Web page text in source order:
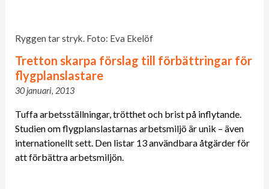
Ryggen tar stryk. Foto: Eva Ekelöf
Tretton skarpa förslag till förbättringar för
flygplanslastare
30 januari, 2013
Tuffa arbetsställningar, trötthet och brist på inflytande.
Studien om flygplanslastarnas arbetsmiljö är unik – även
internationellt sett. Den listar 13 användbara åtgärder för
att förbättra arbetsmiljön.